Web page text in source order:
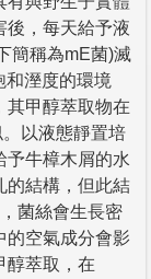
後，每天給予液
簡稱為mE菌)滅
和溼度的環境
其甲醇萃取物在
以液態靜置培
予牛樟木屑的水
的結構，但此結
菌絲會生長密
的空氣成分會影
醇萃取，在